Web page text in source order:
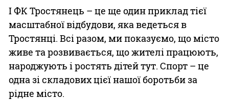
І ФК Тростянець – це ще один приклад тієї
масштабної відбудови, яка ведеться в
Тростянці. Всі разом, ми показуємо, що місто
живе та розвивається, що жителі працюють,
народжують і ростять дітей тут. Спорт – це
одна зі складових цієї нашої боротьби за
рідне місто.